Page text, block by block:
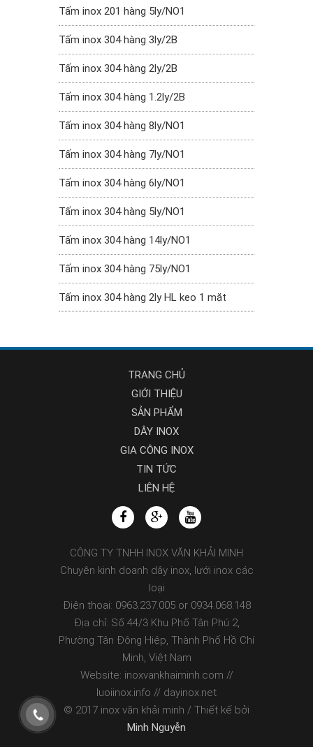
Tấm inox 201 hàng 5ly/NO1
Tấm inox 304 hàng 3ly/2B
Tấm inox 304 hàng 2ly/2B
Tấm inox 304 hàng 1.2ly/2B
Tấm inox 304 hàng 8ly/NO1
Tấm inox 304 hàng 7ly/NO1
Tấm inox 304 hàng 6ly/NO1
Tấm inox 304 hàng 5ly/NO1
Tấm inox 304 hàng 14ly/NO1
Tấm inox 304 hàng 75ly/NO1
Tấm inox 304 hàng 2ly HL keo 1 mặt
TRANG CHỦ
GIỚI THIỆU
SẢN PHẨM
DÂY INOX
GIA CÔNG INOX
TIN TỨC
LIÊN HỆ
CÔNG TY TNHH INOX VĂN KHẢI MINH
Chuyên kinh doanh dây inox, lưới inox các
loại
Điện thoại: 0963.237.005 or 0934.068.148
Địa chỉ: Số 44/3 Khu Phố Tân Phú 2,
Phường Tân Đông Hiệp, Thành Phố Hồ Chí
Minh, Việt Nam
Website: inoxvankhaiminh.com //
luoiinox.info // dayinox.net
© 2017 inox văn khải minh / Thiết kế bởi
Minh Nguyễn